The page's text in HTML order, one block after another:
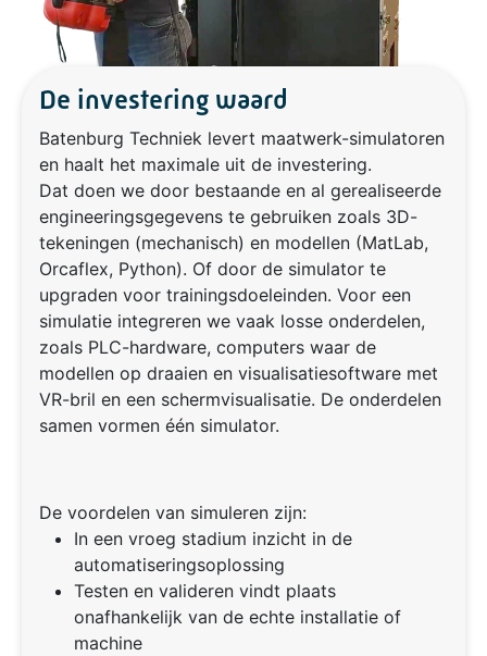
De investering waard
Batenburg Techniek levert maatwerk-simulatoren
en haalt het maximale uit de investering.
Dat doen we door bestaande en al gerealiseerde
engineeringsgegevens te gebruiken zoals 3D-
tekeningen (mechanisch) en modellen (MatLab,
Orcaflex, Python). Of door de simulator te
upgraden voor trainingsdoeleinden. Voor een
simulatie integreren we vaak losse onderdelen,
zoals PLC-hardware, computers waar de
modellen op draaien en visualisatiesoftware met
VR-bril en een schermvisualisatie. De onderdelen
samen vormen één simulator.
De voordelen van simuleren zijn:
In een vroeg stadium inzicht in de
automatiseringsoplossing
Testen en valideren vindt plaats
onafhankelijk van de echte installatie of
machine